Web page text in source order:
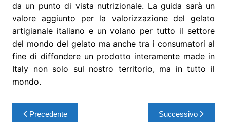
da un punto di vista nutrizionale. La guida sarà un
valore aggiunto per la valorizzazione del gelato
artigianale italiano e un volano per tutto il settore
del mondo del gelato ma anche tra i consumatori al
fine di diffondere un prodotto interamente made in
Italy non solo sul nostro territorio, ma in tutto il
mondo.
Precedente Successivo